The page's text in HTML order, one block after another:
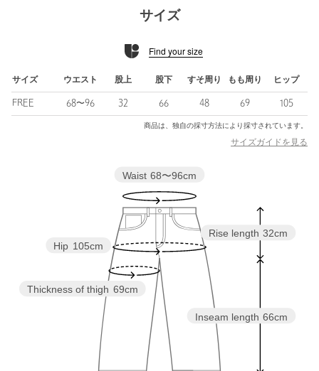
張りと透け感を併せもつポリエステル生地に、立体的で表情豊か
なコード刺繍を施し、美しいレースへと仕立てました。
けて模様を描く技法のことです。
くように一針一針を重ねています。
裏地はないため、インナーにスリムパンツやレギンスなどをレイ
こなしを叶えてくれます。
============================
伸縮：なし
============================
＜Pheeta（フィータ）＞
2019年デビューの「繋ぐ服」をコンセプトにした東京ブランド。
世界中の継承すべき希少な技術や、家族に引き継がれるような特
別な服を、価値観を共有する仲間と共に繋いでいく事を願ってい
サイズ
Find your size
サイズ ウエスト 股上 股下 すそ周り もも周り ヒップ
FREE 68〜96 32 66 48 69 105
商品は、独自の採寸方法により採寸されています。
サイズガイドを見る
Inseam length 66cm
Rise length 32cm
Thickness of thigh 69cm
Hip 105cm
Waist 68〜96cm